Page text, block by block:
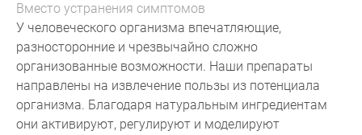
Вместо устранения симптомов
У человеческого организма впечатляющие,
разносторонние и чрезвычайно сложно
организованные возможности. Наши препараты
направлены на извлечение пользы из потенциала
организма. Благодаря натуральным ингредиентам
они активируют, регулируют и моделируют